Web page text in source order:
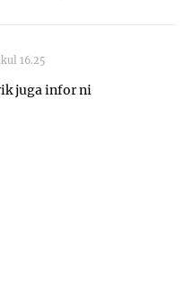
16.25
juga infor ni